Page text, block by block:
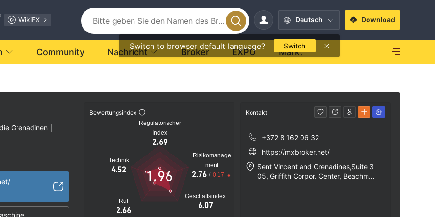
WikiFX Deutsch
Switch to browser default language? Switch
Download
Community Nachricht Broker EXPO Markt
Grenadinen
Bewertungsindex
Regulatorischer
Index
2.69
Technik
4.52
Ruf
2.66
Geschäftsindex
6.07
Risikomanage
ment
2.76 / 0.17
1.96
Kontakt
+372 8 162 06 32
https://mxbroker.net/
Sent Vincent and Grenadines,Suite 3
05, Griffith Corpor. Center, Beachmon